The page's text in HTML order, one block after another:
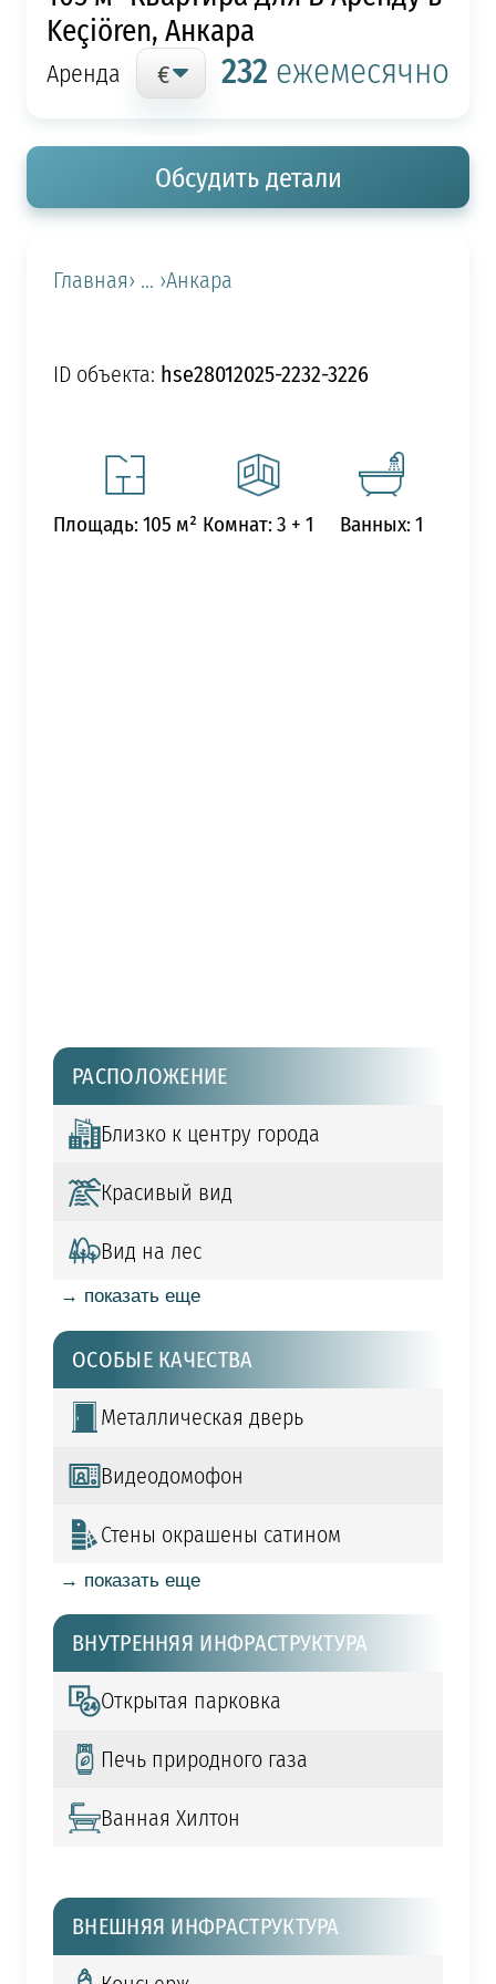
Keçiören, Анкара
Аренда 232 ежемесячно
Обсудить детали
Главная› ... ›Анкара
ID объекта: hse28012025-2232-3226
Площадь: 105 м² Комнат: 3 + 1 Ванных: 1
РАСПОЛОЖЕНИЕ
Близко к центру города
Красивый вид
Вид на лес
→ показать еще
ОСОБЫЕ КАЧЕСТВА
Металлическая дверь
Видеодомофон
Стены окрашены сатином
→ показать еще
ВНУТРЕННЯЯ ИНФРАСТРУКТУРА
Открытая парковка
Печь природного газа
Ванная Хилтон
ВНЕШНЯЯ ИНФРАСТРУКТУРА